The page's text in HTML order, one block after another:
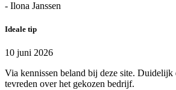
- Ilona Janssen
Ideale tip
10 juni 2026
Via kennissen beland bij deze site. Duidelijk
tevreden over het gekozen bedrijf.